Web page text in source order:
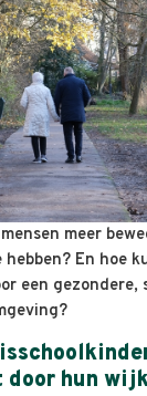
meer
En hoe
een gezondere,
door hun